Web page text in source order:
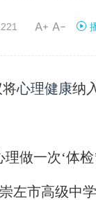

将心理健康纳
做一次‘体检
市高级中